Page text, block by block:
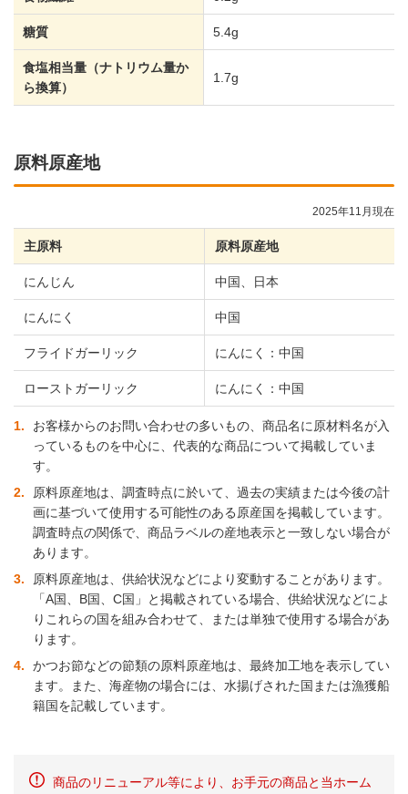
糖質 5.4g
食塩相当量（ナトリウム量か
ら換算）
1.7g
原料原産地
2025年11月現在
主原料 原料原産地
にんじん 中国、日本
にんにく 中国
フライドガーリック にんにく：中国
ローストガーリック にんにく：中国
1
お客様からのお問い合わせの多いもの、商品名に原材料名が入
っているものを中心に、代表的な商品について掲載していま
す。
2
原料原産地は、調査時点に於いて、過去の実績または今後の計
画に基づいて使用する可能性のある原産国を掲載しています。
調査時点の関係で、商品ラベルの産地表示と一致しない場合が
あります。
3
原料原産地は、供給状況などにより変動することがあります。
「A国、B国、C国」と掲載されている場合、供給状況などによ
りこれらの国を組み合わせて、または単独で使用する場合があ
ります。
4
かつお節などの節類の原料原産地は、最終加工地を表示してい
ます。また、海産物の場合には、水揚げされた国または漁獲船
籍国を記載しています。
商品のリニューアル等により、お手元の商品と当ホーム